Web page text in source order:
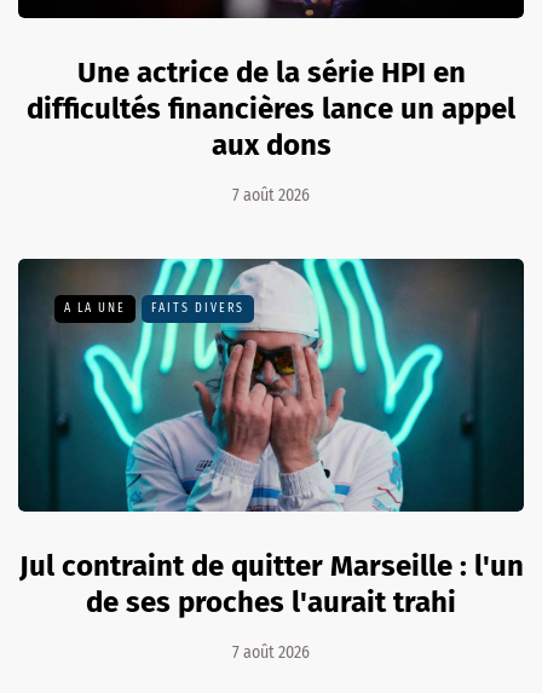
Une actrice de la série HPI en
difficultés financières lance un appel
aux dons
7 août 2026
A LA UNE FAITS DIVERS
Jul contraint de quitter Marseille : l'un
de ses proches l'aurait trahi
7 août 2026